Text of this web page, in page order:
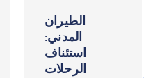
الطيران
المدني:
استئناف
الرحلات